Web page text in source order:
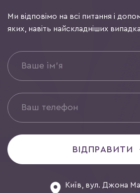
Ми відповімо на всі питання і
яких, навіть найскладніших
ВІДПРАВИТИ
Київ, вул. Джона